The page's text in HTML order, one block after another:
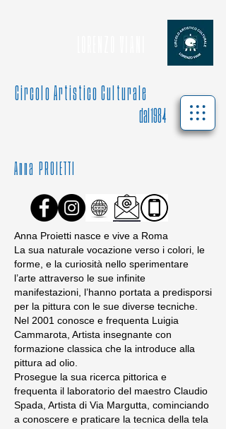
C i r c o l o A r t i s t i c o C u l t u r a l e
dal 1984
A n n a P R O I E T T I
Anna Proietti nasce e vive a Roma
La sua naturale vocazione verso i colori, le
forme, e la curiosità nello sperimentare
l’arte attraverso le sue infinite
manifestazioni, l’hanno portata a predisporsi
per la pittura con le sue diverse tecniche.
Nel 2001 conosce e frequenta Luigia
Cammarota, Artista insegnante con
formazione classica che la introduce alla
pittura ad olio.
Prosegue la sua ricerca pittorica e
frequenta il laboratorio del maestro Claudio
Spada, Artista di Via Margutta, cominciando
a conoscere e praticare la tecnica della tela